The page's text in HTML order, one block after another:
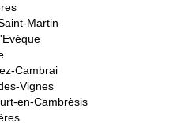
Martin
Cambrai
Vignes
en-Cambrèsis